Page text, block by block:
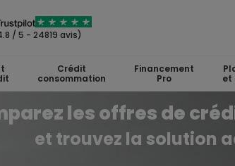
/ 5 - 24819 avis)
Crédit
consommation
Financement
Pro
et
les offres de
et trouvez la solution